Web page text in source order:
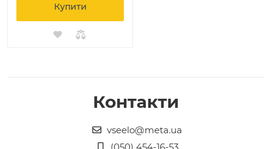
Купити
Контакти
vseelo@meta.ua